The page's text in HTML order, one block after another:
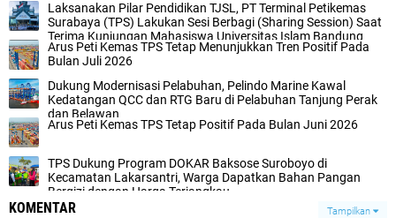
Laksanakan Pilar Pendidikan TJSL, PT Terminal Petikemas
Surabaya (TPS) Lakukan Sesi Berbagi (Sharing Session) Saat
Terima Kunjungan Mahasiswa Universitas Islam Bandung
Arus Peti Kemas TPS Tetap Menunjukkan Tren Positif Pada
Bulan Juli 2026
Dukung Modernisasi Pelabuhan, Pelindo Marine Kawal
Kedatangan QCC dan RTG Baru di Pelabuhan Tanjung Perak
dan Belawan
Arus Peti Kemas TPS Tetap Positif Pada Bulan Juni 2026
TPS Dukung Program DOKAR Baksose Suroboyo di
Kecamatan Lakarsantri, Warga Dapatkan Bahan Pangan
Bergizi dengan Harga Terjangkau
KOMENTAR Tampilkan